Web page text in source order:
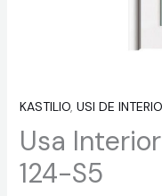
KASTILIO, USI DE
Usa
124-S5